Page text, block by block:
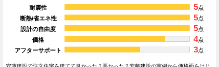
耐震性 5点
断熱/省エネ性
5点
設計の自由度
5点
価格
4点
アフターサポート
3点